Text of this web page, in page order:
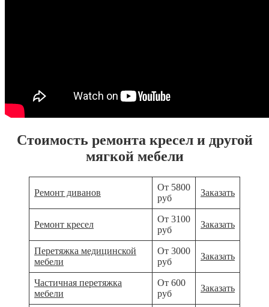
Стоимость ремонта кресел и другой
мягкой мебели
Ремонт диванов
От 5800
руб
Заказать
Ремонт кресел
От 3100
руб
Заказать
Перетяжка медицинской
мебели
От 3000
руб
Заказать
Частичная перетяжка
мебели
От 600
руб
Заказать